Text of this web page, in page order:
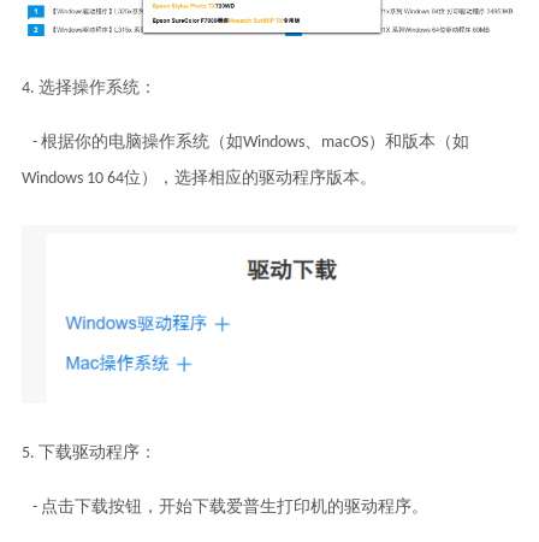
4. 选择操作系统：
- 根据你的电脑操作系统（如Windows、macOS）和版本（如
Windows 10 64位），选择相应的驱动程序版本。
5. 下载驱动程序：
- 点击下载按钮，开始下载爱普生打印机的驱动程序。